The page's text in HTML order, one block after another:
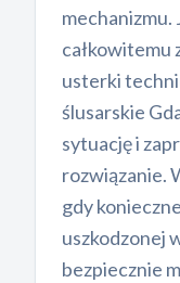
mechanizmu.
całkowitemu
usterki
ślusarskie
sytuację i
rozwiązanie.
gdy
uszkodzonej
bezpiecznie